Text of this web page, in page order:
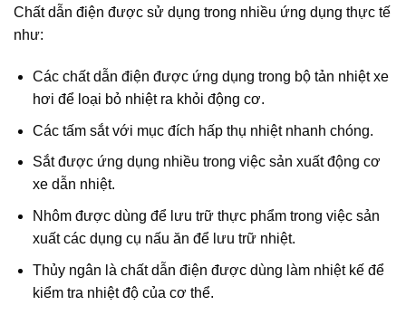
Chất dẫn điện được sử dụng trong nhiều ứng dụng thực tế
như:
Các chất dẫn điện được ứng dụng trong bộ tản nhiệt xe
hơi để loại bỏ nhiệt ra khỏi động cơ.
Các tấm sắt với mục đích hấp thụ nhiệt nhanh chóng.
Sắt được ứng dụng nhiều trong việc sản xuất động cơ
xe dẫn nhiệt.
Nhôm được dùng để lưu trữ thực phẩm trong việc sản
xuất các dụng cụ nấu ăn để lưu trữ nhiệt.
Thủy ngân là chất dẫn điện được dùng làm nhiệt kế để
kiểm tra nhiệt độ của cơ thể.